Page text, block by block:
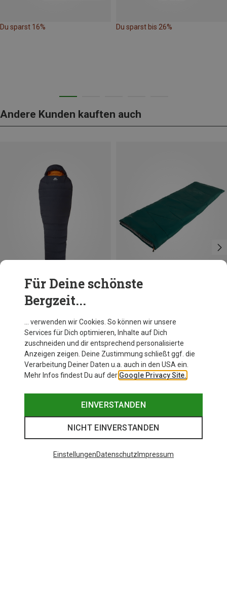
Du sparst 16% Du sparst bis 26%
Andere Kunden kauften auch
Du sparst bis 19%
Für Deine schönste
Bergzeit...
… verwenden wir Cookies. So können wir unsere
Services für Dich optimieren, Inhalte auf Dich
zuschneiden und dir entsprechend personalisierte
Anzeigen zeigen. Deine Zustimmung schließt ggf. die
Verarbeitung Deiner Daten u.a. auch in den USA ein.
Mehr Infos findest Du auf der Google Privacy Site.
EINVERSTANDEN
NICHT EINVERSTANDEN
EinstellungenDatenschutz Impressum